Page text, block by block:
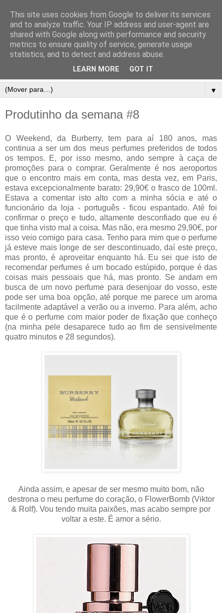
▼
Produtinho da semana #8
O Weekend, da Burberry, tem para aí 180 anos, mas
continua a ser um dos meus perfumes preferidos de todos
os tempos. E, por isso mesmo, ando sempre à caça de
promoções para o comprar. Geralmente é nos aeroportos
que o encontro mais em conta, mas desta vez, em Paris,
estava excepcionalmente barato: 29,90€ o frasco de 100ml.
Estava a comentar isto alto com a minha sócia e até o
funcionário da loja - português - ficou espantado. Até foi
confirmar o preço e tudo, altamente desconfiado que eu é
que tinha visto mal a coisa. Mas não, era mesmo 29,90€, por
isso veio comigo para casa. Tenho para mim que o perfume
já esteve mais longe de ser descontinuado, daí este preço,
mas pronto, é aproveitar enquanto há. Eu sei que isto de
recomendar perfumes é um bocado estúpido, porque é das
coisas mais pessoais que há, mas pronto. Se andam em
busca de um novo perfume para desenjoar do vosso, este
pode ser uma boa opção, até porque me parece um aroma
facilmente adaptável a verão ou a inverno. Para além, acho
que é o perfume com maior poder de fixação que conheço
(na minha pele desaparece tudo ao fim de sensivelmente
quatro minutos e 28 segundos).
Ainda assim, e apesar de ser mesmo muito bom, não
destrona o meu perfume do coração, o FlowerBomb (Viktor
& Rolf). Vou tendo muita paixões, mas acabo sempre por
voltar a este. É amor a sério.
This site uses cookies from Google to deliver its services
and to analyze traffic. Your IP address and user-agent are
shared with Google along with performance and security
metrics to ensure quality of service, generate usage
statistics, and to detect and address abuse.
LEARN MORE GOT IT